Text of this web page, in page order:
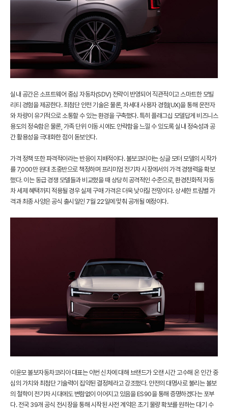
실내 공간은 소프트웨어 중심 자동차(SDV) 전략이 반영되어 직관적이고 스마트한 모빌
리티 경험을 제공한다. 최첨단 안전 기술은 물론, 차세대 사용자 경험(UX)을 통해 운전자
와 차량이 유기적으로 소통할 수 있는 환경을 구축했다. 특히 플래그십 모델답게 비즈니스
용도의 정숙함은 물론, 가족 단위 이동 시에도 안락함을 느낄 수 있도록 실내 정숙성과 공
간 활용성을 극대화한 점이 돋보인다.
가격 정책 또한 파격적이라는 반응이 지배적이다. 볼보코리아는 싱글 모터 모델의 시작가
를 7,000만 원대 초중반으로 책정하며 프리미엄 전기차 시장에서의 가격 경쟁력을 확보
했다. 이는 동급 경쟁 모델들과 비교했을 때 상당히 공격적인 수준으로, 환경친화적 자동
차 세제 혜택까지 적용될 경우 실제 구매 가격은 더욱 낮아질 전망이다. 상세한 트림별 가
격과 최종 사양은 공식 출시일인 7월 22일에 맞춰 공개될 예정이다.
이윤모 볼보자동차코리아 대표는 이번 신차에 대해 브랜드가 오랜 시간 고수해 온 인간 중
심의 가치와 최첨단 기술력이 집약된 결정체라고 강조했다. 안전의 대명사로 불리는 볼보
의 철학이 전기차 시대에도 변함없이 이어지고 있음을 ES90을 통해 증명하겠다는 포부
다. 전국 39개 공식 전시장을 통해 시작된 사전 계약은 초기 물량 확보를 원하는 대기 수